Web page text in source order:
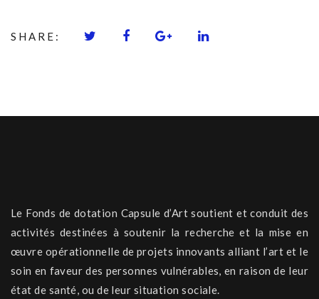
SHARE:
Le Fonds de dotation Capsule d’Art soutient et conduit des
activités destinées à soutenir la recherche et la mise en
œuvre opérationnelle de projets innovants alliant l’art et le
soin en faveur des personnes vulnérables, en raison de leur
état de santé, ou de leur situation sociale.